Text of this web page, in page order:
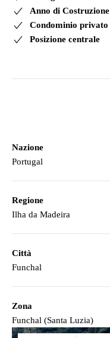
Anno di Costruzione
Condominio privato
Posizione centrale
Nazione
Portugal
Regione
Ilha da Madeira
Città
Funchal
Zona
Funchal (Santa Luzia)